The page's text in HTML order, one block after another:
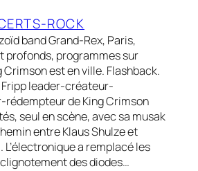
ROCK
band Grand-Rex, Paris,
profonds, programmes sur
Crimson est en ville. Flashback.
leader-créateur-
de King Crimson
seul en scène, avec sa musak
entre Klaus Shulze et
L’électronique a remplacé les
clignotement des diodes…